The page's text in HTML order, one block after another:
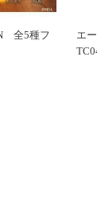
全5種フ
エ